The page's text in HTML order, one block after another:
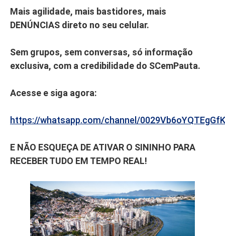
Mais agilidade, mais bastidores, mais
DENÚNCIAS direto no seu celular.
Sem grupos, sem conversas, só informação
exclusiva, com a credibilidade do SCemPauta.
Acesse e siga agora:
https://whatsapp.com/channel/
E NÃO ESQUEÇA DE ATIVAR O SININHO PARA
RECEBER TUDO EM TEMPO REAL!